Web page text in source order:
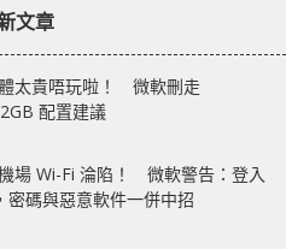
文章
太貴唔玩啦！ 微軟刪走
配置建議
場 Wi-Fi 淪陷！ 微軟警告：登入
密碼與惡意軟件一併中招